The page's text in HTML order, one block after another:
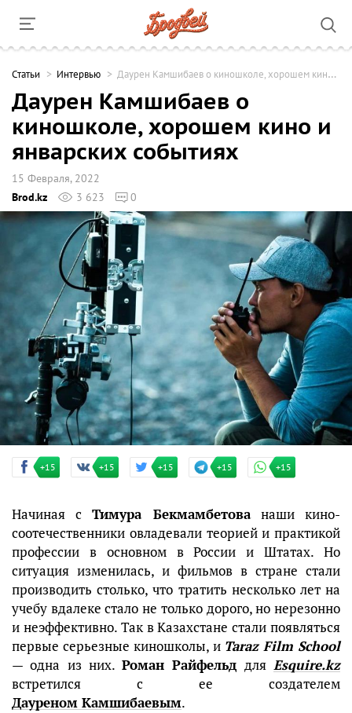
Cтатьи Интервью Даурен Камшибаев о киношколе, хорошем кино и январских событиях
Даурен Камшибаев о
киношколе, хорошем кино и
январских событиях
15 Февраля, 2022
Brod.kz
3 623 0
+15 +15 +15 +15 +15
Начиная сТимура Бекмамбетованаши кино-
соотечественники овладевали теорией и практикой
профессии в основном в России и Штатах. Но
ситуация изменилась, и фильмов в стране стали
производить столько, что тратить несколько лет на
учебу вдалеке стало не только дорого, но нерезонно
и неэффективно. Так в Казахстане стали появляться
первые серьезные киношколы, и Taraz Film School
— одна из них.Роман Райфельд дляEsquire.kz
встретился с ее создателем
Дауреном Камшибаевым.